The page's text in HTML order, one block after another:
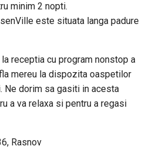
minim 2 nopti.
este situata langa padure
receptia cu program nonstop a
mereu la dispozita oaspetilor
Ne dorim sa gasiti in acesta
a va relaxa si pentru a regasi
Rasnov